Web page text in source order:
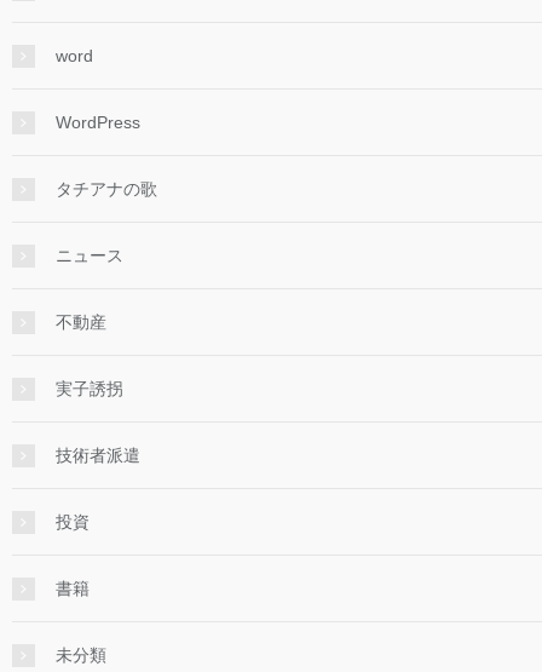
word
WordPress
タチアナの歌
ニュース
不動産
実子誘拐
技術者派遣
投資
書籍
未分類